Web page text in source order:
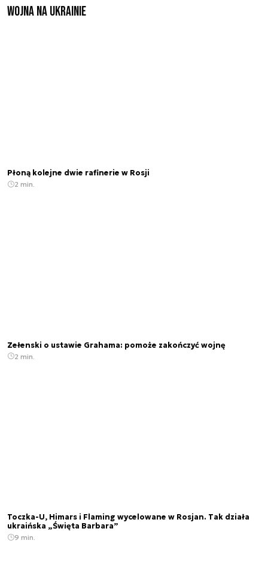
Wojna na Ukrainie
Płoną kolejne dwie rafinerie w Rosji
2 min.
Zełenski o ustawie Grahama: pomoże zakończyć wojnę
2 min.
Toczka-U, Himars i Flaming wycelowane w Rosjan. Tak działa
ukraińska „Święta Barbara”
9 min.